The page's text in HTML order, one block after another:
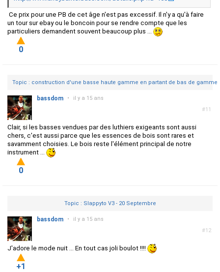
Ce prix pour une PB de cet âge n'est pas excessif. Il n'y a qu'à faire
un tour sur ebay ou le boncoin pour se rendre compte que les
particuliers demandent souvent beaucoup plus ...
0
Topic : construction d'une basse haute gamme en partant de bas de gamme
#11
bassdom • il y a 15 ans
Clair, si les basses vendues par des luthiers exigeants sont aussi
chers, c'est aussi parce que les essences de bois sont rares et
savamment choisies. Le bois reste l'élément principal de notre
instrument ...
0
Topic : Slappyto V3 - 20 Septembre
#12
bassdom • il y a 15 ans
J'adore le mode nuit ... En tout cas joli boulot !!!!
+1